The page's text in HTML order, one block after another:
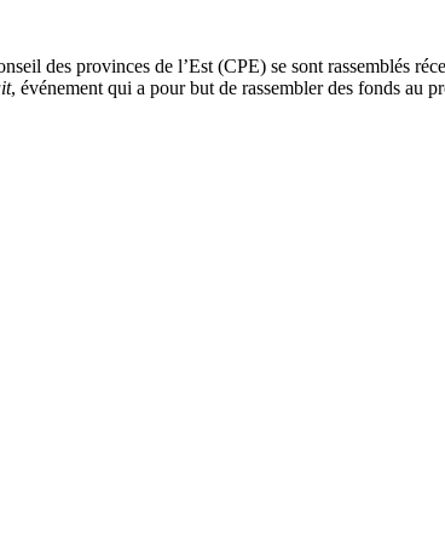
des provinces de l’Est (CPE) se sont rassemblés
, événement qui a pour but de rassembler des fonds au